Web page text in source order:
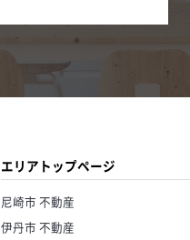
エリアトップページ
尼崎市 不動産
伊丹市 不動産